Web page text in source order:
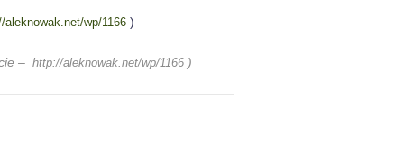
aleknowak.net/wp/1166 )
– http://aleknowak.net/wp/1166 )